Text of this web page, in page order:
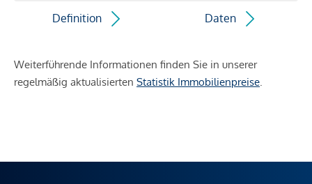
Definition Daten
Weiterführende Informationen finden Sie in unserer
regelmäßig aktualisierten Statistik Immobilienpreise